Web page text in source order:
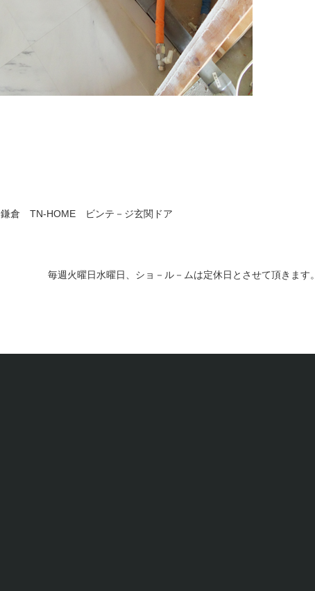
鎌倉 TN-HOME ビンテ－ジ玄関ドア
毎週火曜日水曜日、ショ－ル－ムは定休日とさせて頂きます。